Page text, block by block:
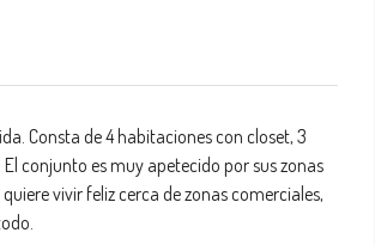
Consta de 4 habitaciones con closet, 3
conjunto es muy apetecido por sus zonas
vivir feliz cerca de zonas comerciales,